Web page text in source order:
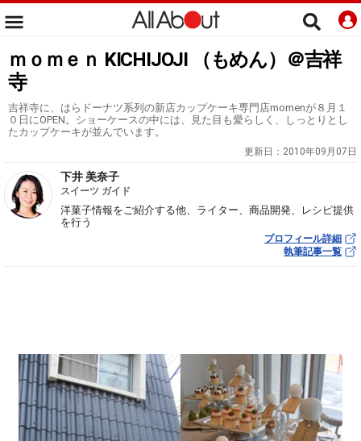
ｍｏｍｅｎ KICHIJOJI （もめん）＠吉祥
寺
吉祥寺に、はらドーナツ系列の新店カップケーキ専門店momenが８月１
０日にOPEN。ショーケースの中には、見た目も愛らしく、しっとりとし
たカップケーキが並んでいます。
更新日： 2010年09月07日
下井 美奈子
スイーツ ガイド
洋菓子情報をご紹介する他、ライター、商品開発、レシピ提供
を行う
プロフィール詳細
執筆記事一覧